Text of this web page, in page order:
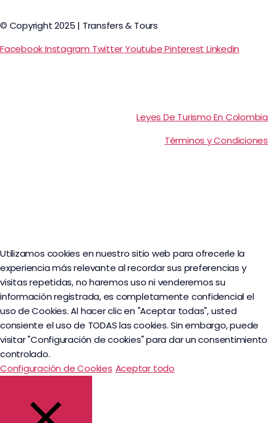
© Copyright 2025 | Transfers & Tours
FacebookInstagram TwitterYoutubePinterest Linkedin
Leyes De Turismo En Colombia
Términos y Condiciones
Utilizamos cookies en nuestro sitio web para ofrecerle la
experiencia más relevante al recordar sus preferencias y
visitas repetidas, no haremos uso ni venderemos su
información registrada, es completamente confidencial el
uso de Cookies. Al hacer clic en "Aceptar todas", usted
consiente el uso de TODAS las cookies. Sin embargo, puede
visitar "Configuración de cookies" para dar un consentimiento
controlado.
Configuración de Cookies Aceptar todo